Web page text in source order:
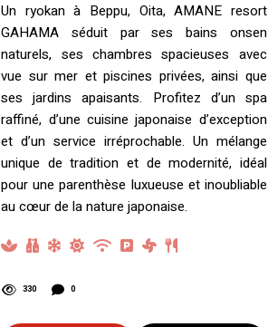
Un ryokan à Beppu, Oita, AMANE resort
GAHAMA séduit par ses bains onsen
naturels, ses chambres spacieuses avec
vue sur mer et piscines privées, ainsi que
ses jardins apaisants. Profitez d’un spa
raffiné, d’une cuisine japonaise d’exception
et d’un service irréprochable. Un mélange
unique de tradition et de modernité, idéal
pour une parenthèse luxueuse et inoubliable
au cœur de la nature japonaise.
330 0